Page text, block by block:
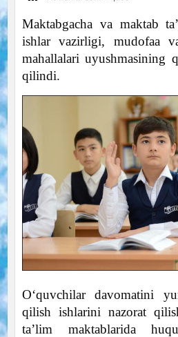
Maktabgacha va maktab
ishlar vazirligi, mudofaa
mahallalari uyushmasining
qilindi.
O‘quvchilar davomatini
qilish ishlarini nazorat
ta’lim maktablarida